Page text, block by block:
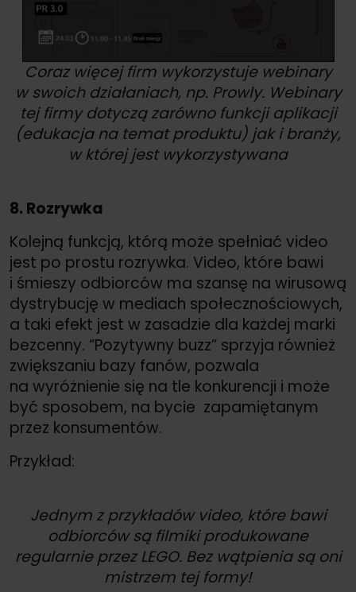
Coraz więcej firm wykorzystuje webinary
w swoich działaniach, np. Prowly. Webinary
tej firmy dotyczą zarówno funkcji aplikacji
(edukacja na temat produktu) jak i branży,
w której jest wykorzystywana
8. Rozrywka
Kolejną funkcją, którą może spełniać video
jest po prostu rozrywka. Video, które bawi
i śmieszy odbiorców ma szansę na wirusową
dystrybucję w mediach społecznościowych,
a taki efekt jest w zasadzie dla każdej marki
bezcenny. “Pozytywny buzz” sprzyja również
zwiększaniu bazy fanów, pozwala
na wyróżnienie się na tle konkurencji i może
być sposobem, na bycie zapamiętanym
przez konsumentów.
Przykład:
Jednym z przykładów video, które bawi
odbiorców są filmiki produkowane
regularnie przez LEGO. Bez wątpienia są oni
mistrzem tej formy!